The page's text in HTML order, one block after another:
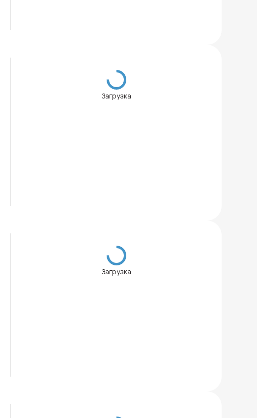
Загрузка
Загрузка